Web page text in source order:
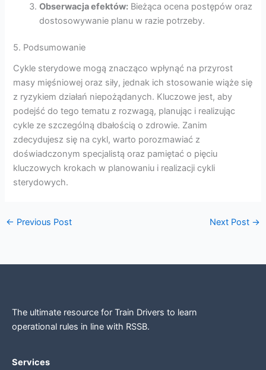
Obserwacja efektów: Bieżąca ocena postępów oraz
dostosowywanie planu w razie potrzeby.
5. Podsumowanie
Cykle sterydowe mogą znacząco wpłynąć na przyrost
masy mięśniowej oraz siły, jednak ich stosowanie wiąże się
z ryzykiem działań niepożądanych. Kluczowe jest, aby
podejść do tego tematu z rozwagą, planując i realizując
cykle ze szczególną dbałością o zdrowie. Zanim
zdecydujesz się na cykl, warto porozmawiać z
doświadczonym specjalistą oraz pamiętać o pięciu
kluczowych krokach w planowaniu i realizacji cykli
sterydowych.
← Previous Post Next Post →
The ultimate resource for Train Drivers to learn
operational rules in line with RSSB.
Services